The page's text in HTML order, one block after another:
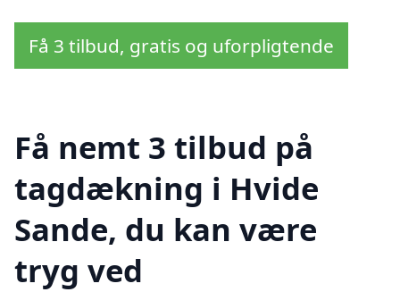
Få 3 tilbud, gratis og uforpligtende
Få nemt 3 tilbud på
tagdækning i Hvide
Sande, du kan være
tryg ved